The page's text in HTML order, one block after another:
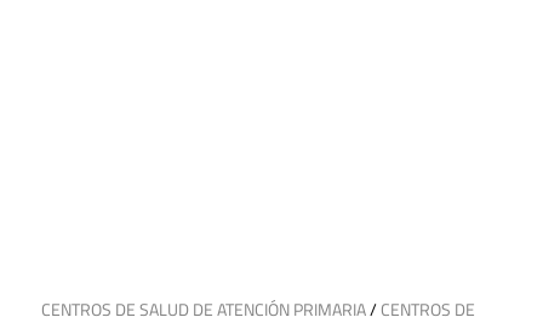
9 de julio de 2025
CENTROS DE SALUD DE ATENCIÓN PRIMARIA/CENTROS DE